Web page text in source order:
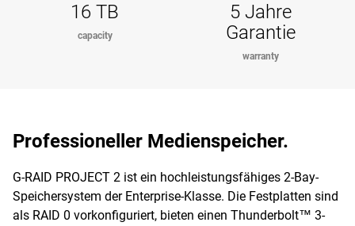
16 TB
capacity
5 Jahre
Garantie
warranty
Professioneller Medienspeicher.
G-RAID PROJECT 2 ist ein hochleistungsfähiges 2-Bay-
Speichersystem der Enterprise-Klasse. Die Festplatten sind
als RAID 0 vorkonfiguriert, bieten einen Thunderbolt™ 3-